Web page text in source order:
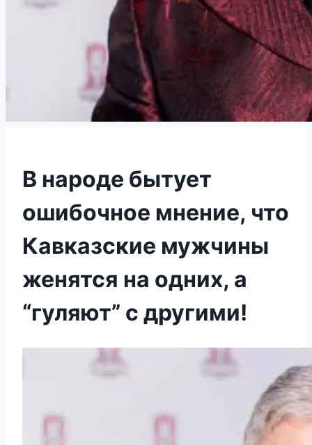
В народе бытует
ошибочное мнение, что
Кавказские мужчины
женятся на одних, а
“гуляют” с другими!